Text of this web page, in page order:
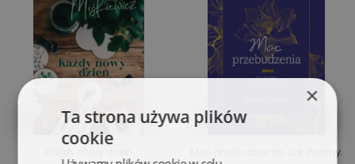
Moc przebudzenia. Jak żyjemy.
×
Ta strona używa plików
cookie